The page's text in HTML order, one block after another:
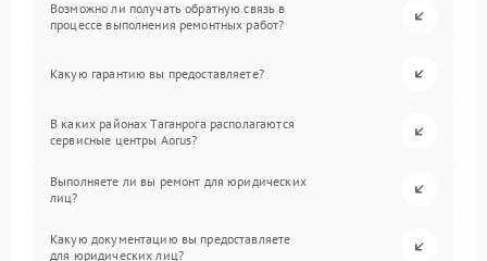
Возможно ли получать обратную связь в
процессе выполнения ремонтных работ?
Какую гарантию вы предоставляете?
В каких районах Таганрога располагаются
сервисные центры Aorus?
Выполняете ли вы ремонт для юридических
лиц?
Какую документацию вы предоставляете
для юридических лиц?